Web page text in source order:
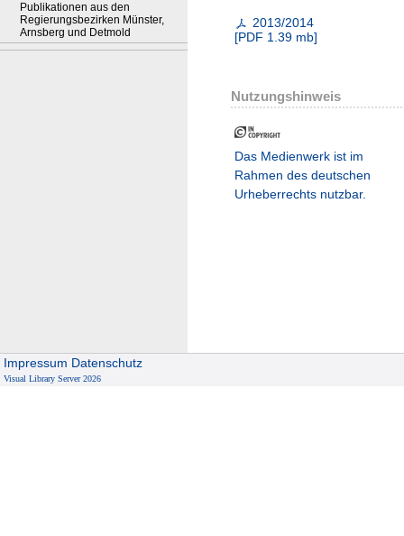
Publikationen aus den
Regierungsbezirken Münster,
Arnsberg und Detmold
2013/2014
[PDF 1.39 mb]
Nutzungshinweis
Das Medienwerk ist im
Rahmen des deutschen
Urheberrechts nutzbar.
Impressum Datenschutz
Visual Library Server 2026